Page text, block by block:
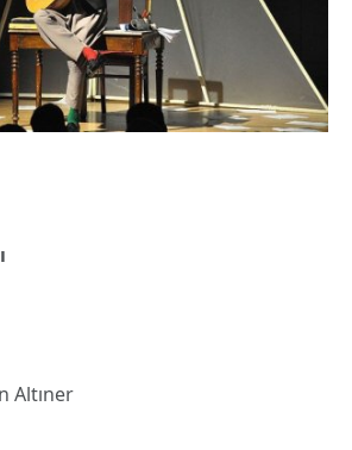
Altıner